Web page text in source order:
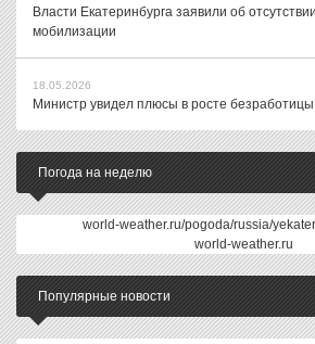
Власти Екатеринбурга заявили об
мобилизации
18.05.2026
Министр увидел плюсы в росте безработицы
Погода на неделю
world-weather.ru/pogoda/russia/
world-weather.ru
Популярные новости